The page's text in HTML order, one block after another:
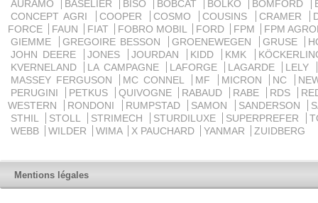
AURAMO
BASELIER BISO BOBCAT BOLKO BOMFORD
CONCEPT AGRI
COOPER COSMO COUSINS CRAMER
FORCE
FAUN FIAT FOBRO MOBIL FORD FPM
FPM
GIEMME
GREGOIRE BESSON GROENEWEGEN GRUSE
JOHN DEERE
JONES JOURDAN KIDD KMK
KVERNELAND
LA CAMPAGNE LAFORGE LAGARDE
LELY
MASSEY FERGUSON
MC CONNEL MF MICRON NC
PERUGINI
PETKUS QUIVOGNE RABAUD RABE RDS
WESTERN
RONDONI RUMPSTAD SAMON SANDERSON
STHIL
STOLL STRIMECH STURDILUXE SUPERPREFER
WEBB
WILDER WIMA X PAUCHARD YANMAR ZUIDBERG
Mentions légales